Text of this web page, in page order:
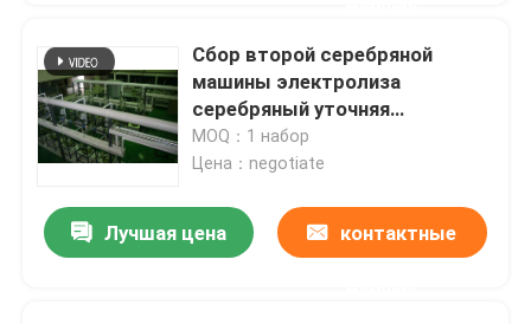
Сбор второй серебряной
машины электролиза
серебряный уточняя
автоматический
MOQ：1 набор
Цена：negotiate
Лучшая цена контактные